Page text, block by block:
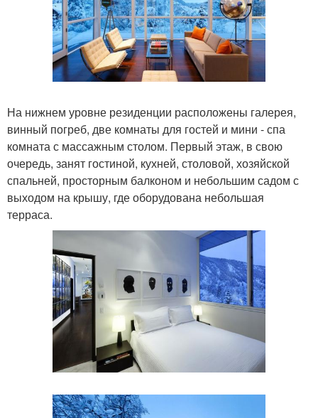
На нижнем уровне резиденции расположены галерея,
винный погреб, две комнаты для гостей и мини - спа
комната с массажным столом. Первый этаж, в свою
очередь, занят гостиной, кухней, столовой, хозяйской
спальней, просторным балконом и небольшим садом с
выходом на крышу, где оборудована небольшая
терраса.